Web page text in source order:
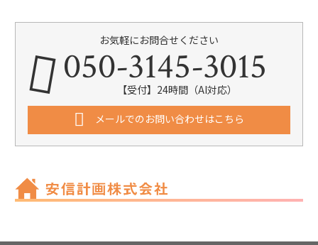
お気軽にお問合せください
050-3145-3015
【受付】24時間（AI対応）
メールでのお問い合わせはこちら